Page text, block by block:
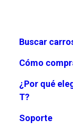
Favoritos Menú
Buscar
Cómo
¿Por qué
T?
Soporte
NISSAN MAXIMA